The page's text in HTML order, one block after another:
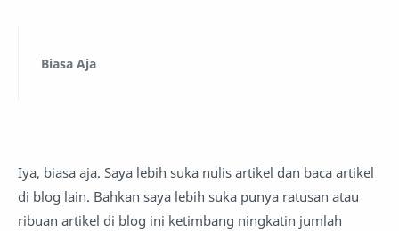
Biasa Aja
Iya, biasa aja. Saya lebih suka nulis artikel dan baca artikel
di blog lain. Bahkan saya lebih suka punya ratusan atau
ribuan artikel di blog ini ketimbang ningkatin jumlah